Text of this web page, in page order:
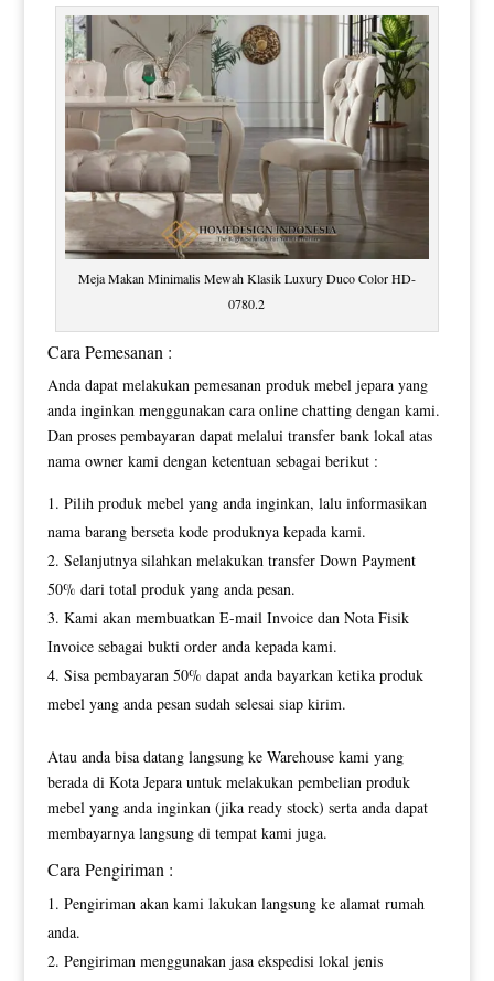
Meja Makan Minimalis Mewah Klasik Luxury Duco Color HD-
0780.2
Cara Pemesanan :
Anda dapat melakukan pemesanan produk mebel jepara yang
anda inginkan menggunakan cara online chatting dengan kami.
Dan proses pembayaran dapat melalui transfer bank lokal atas
nama owner kami dengan ketentuan sebagai berikut :
Pilih produk mebel yang anda inginkan, lalu informasikan
nama barang berseta kode produknya kepada kami.
Selanjutnya silahkan melakukan transfer Down Payment
50% dari total produk yang anda pesan.
Kami akan membuatkan E-mail Invoice dan Nota Fisik
Invoice sebagai bukti order anda kepada kami.
Sisa pembayaran 50% dapat anda bayarkan ketika produk
mebel yang anda pesan sudah selesai siap kirim.
Atau anda bisa datang langsung ke Warehouse kami yang
berada di Kota Jepara untuk melakukan pembelian produk
mebel yang anda inginkan (jika ready stock) serta anda dapat
membayarnya langsung di tempat kami juga.
Cara Pengiriman :
Pengiriman akan kami lakukan langsung ke alamat rumah
anda.
Pengiriman menggunakan jasa ekspedisi lokal jenis